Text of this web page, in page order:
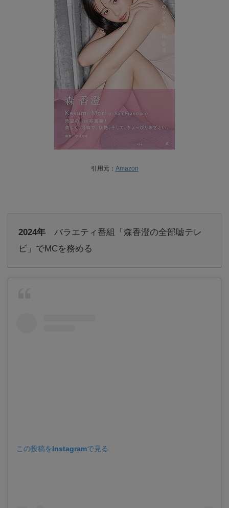
引用元： Amazon
2024年 バラエティ番組「森香澄の全部嘘テレ
ビ」でMCを務める
この投稿をInstagramで見る